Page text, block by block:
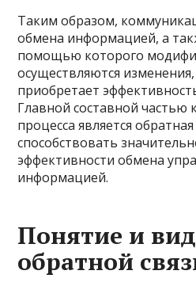
Таким образом,
обмена информацией, а
помощью которого
осуществляются
приобретает
Главной составной
процесса является
способствовать
эффективности обмена
информацией.
Понятие и
обратной